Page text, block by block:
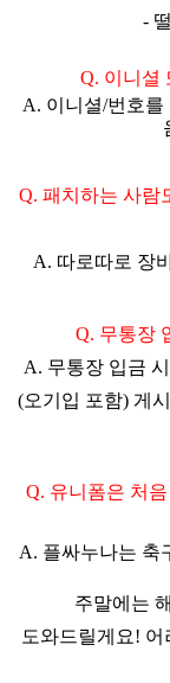
-
Q. 이니셜
A. 이니셜/번호를
Q. 패치하는 사람
A. 따로따로 장
Q. 무통장
A. 무통장 입금
(오기입 포함) 게
Q. 유니폼은 처
A. 플싸누나는 축
주말에는
도와드릴게요! 어